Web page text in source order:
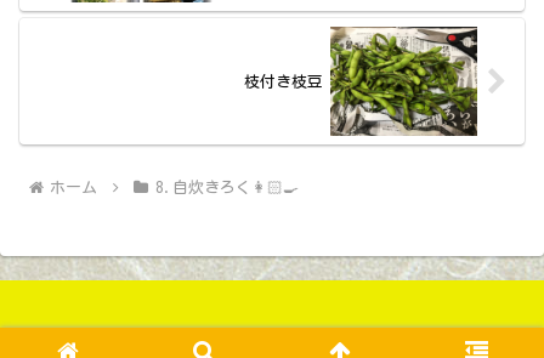
枝付き枝豆
ホーム 8.自炊きろく👩🏻‍🍳
Copyright © 2020-2026くわりょ All Rights Reserved.